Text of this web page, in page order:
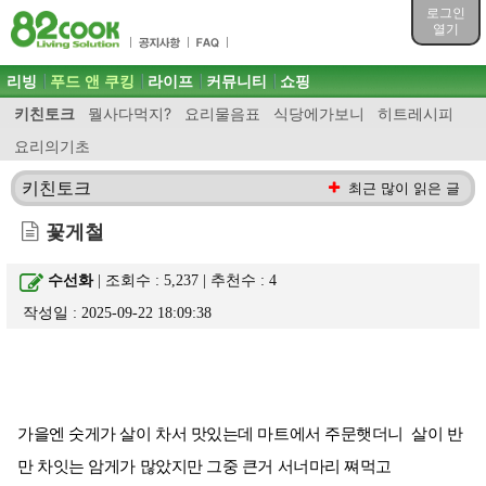
로그인
열기
목차
주메뉴 바로가기
컨텐츠 바로가기
검색 바로가기
로그인 바로가기
주메뉴
리빙 푸드 앤 쿠킹
키친토크 뭘사다먹지? 요리물음표 식당에가보니
히트레시피
요리의기초
라이프 커뮤니티 쇼핑
키친토크 최근 많이 읽은 글
꽃게철
수선화| 조회수 : 5,237 | 추천수 :4
작성일 : 2025-09-22 18:09:38
가을엔 숫게가 살이 차서 맛있는데 마트에서 주문햇더니 살이 반
만 차잇는 암게가 많았지만 그중 큰거 서너마리 쪄먹고